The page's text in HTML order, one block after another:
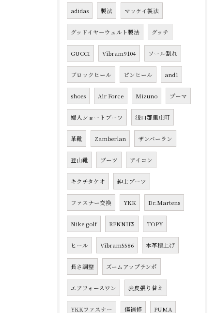
adidas 製法 マッケイ製法
グッドイヤーウェルト製法 グッチ
GUCCI Vibram9104 ソール割れ
ブロックヒール ピンヒール and1
shoes Air Force Mizuno プーマ
婦人ショートブーツ 浅口郡里庄町
革靴 Zamberlan ザンバーラン
登山靴 ブーツ アイコン
キクチタケオ 紳士ブーツ
ファスナー交換 YKK Dr.Martens
Nike golf RENNIE5 TOPY
ヒール Vibram5586 本革積上げ
長さ調整 ズームアップテンポ
エアフォースワン 表皮張り替え
YKKファスナー 傷補修 PUMA